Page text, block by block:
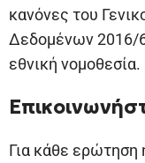
κανόνες του
Δεδομένων 2016/
εθνική νομοθεσία.
Για κάθε ερώτηση